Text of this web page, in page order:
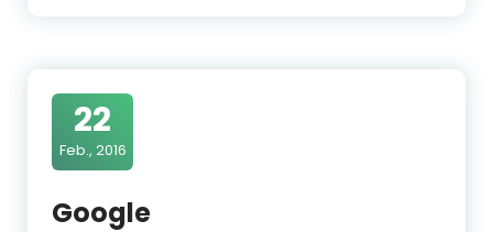
22
Feb., 2016
Google